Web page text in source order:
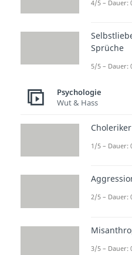
4/5 – Dauer:
Sprüche
5/5 – Dauer:
Psychologie
Wut & Hass
Choleriker
1/5 – Dauer:
2/5 – Dauer:
3/5 – Dauer: